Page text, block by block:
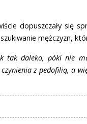
dopuszczały się
mężczyzn,
tak daleko, póki nie
z pedofilią, a